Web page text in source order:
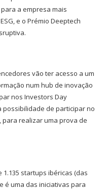
a empresa mais
e o Prémio Deeptech
vão ter acesso a um
num hub de inovação
nos Investors Day
possibilidade de participar no
realizar uma prova de
startups ibéricas (das
é uma das iniciativas para